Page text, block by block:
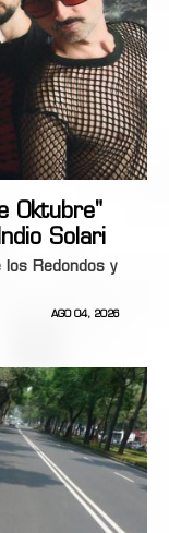
Oktubre"
Solari
Redondos y
AGO 04, 2026